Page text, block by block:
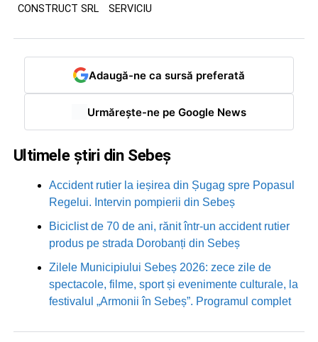
CONSTRUCT SRL
SERVICIU
Adaugă-ne ca sursă preferată
Urmărește-ne pe Google News
Ultimele știri din Sebeș
Accident rutier la ieșirea din Șugag spre Popasul
Regelui. Intervin pompierii din Sebeș
Biciclist de 70 de ani, rănit într-un accident rutier
produs pe strada Dorobanți din Sebeș
Zilele Municipiului Sebeș 2026: zece zile de
spectacole, filme, sport și evenimente culturale, la
festivalul „Armonii în Sebeș”. Programul complet